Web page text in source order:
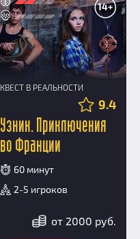
14+
КВЕСТ В РЕАЛЬНОСТИ
9.4
Узник. Приключения
во Франции
60 минут
2-5 игроков
от 2000 руб.